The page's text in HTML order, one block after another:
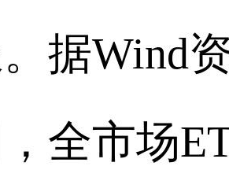
据Wind
全市场